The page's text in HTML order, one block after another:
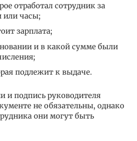
отработал сотрудник за
или часы;
зарплата;
и в какой сумме были
подлежит к выдаче.
и подпись руководителя
не обязательны, однако
они могут быть